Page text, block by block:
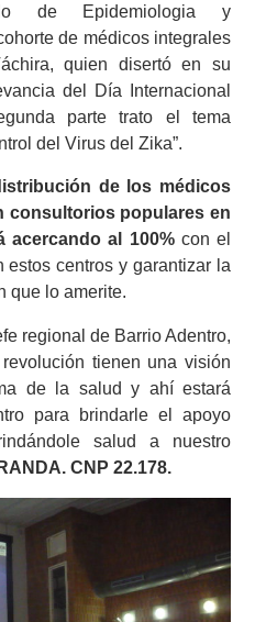
de Epidemiologia y
de médicos integrales
quien disertó en su
del Día Internacional
parte trato el tema
del Virus del Zika”.
de los médicos
consultorios populares en
acercando al 100%con el
estos centros y garantizar la
que lo amerite.
regional de Barrio Adentro,
tienen una visión
de la salud y ahí estará
para brindarle el apoyo
salud a nuestro
CNP 22.178.